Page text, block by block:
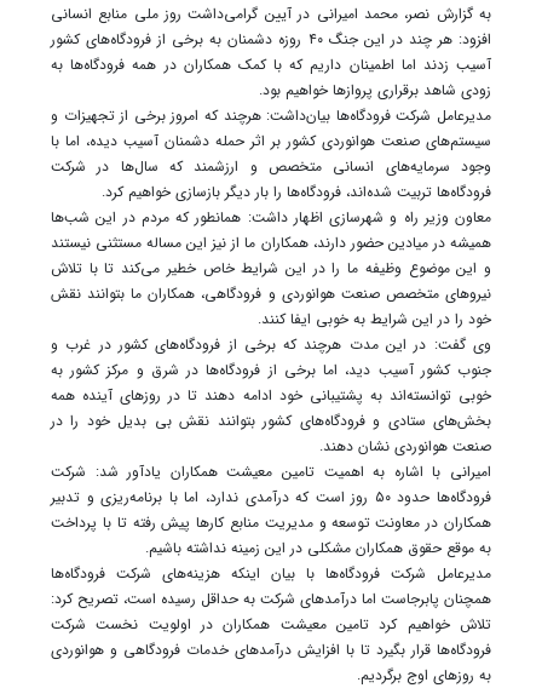
به گزارش نصر، محمد امیرانی در آیین گرامی‌داشت روز ملی منابع انسانی
افزود: هر چند در این جنگ ۴۰ روزه دشمنان به برخی از فرودگاه‌های کشور
آسیب زدند اما اطمینان داریم که با کمک همکاران در همه فرودگاه‌ها به
زودی شاهد برقراری پروازها خواهیم بود.
مدیرعامل شرکت فرودگاه‌ها بیان‌داشت: هرچند که امروز برخی از تجهیزات و
سیستم‌های صنعت هوانوردی کشور بر اثر حمله دشمنان آسیب دیده، اما با
وجود سرمایه‌های انسانی متخصص و ارزشمند که سال‌ها در شرکت
فرودگاه‌ها تربیت شده‌اند، فرودگاه‌ها را بار دیگر بازسازی خواهیم کرد.
معاون وزیر راه و شهرسازی اظهار داشت: همانطور که مردم در این شب‌ها
همیشه در میادین حضور دارند، همکاران ما از نیز این مساله مستثنی نیستند
و این موضوع وظیفه ما را در این شرایط خاص خطیر می‌کند تا با تلاش
نیروهای متخصص صنعت هوانوردی و فرودگاهی، همکاران ما بتوانند نقش
خود را در این شرایط به خوبی ایفا کنند.
وی گفت: در این مدت هرچند که برخی از فرودگاه‌های کشور در غرب و
جنوب کشور آسیب دید، اما برخی از فرودگاه‌ها در شرق و مرکز کشور به
خوبی توانسته‌اند به پشتیبانی خود ادامه دهند تا در روزهای آینده همه
بخش‌های ستادی و فرودگاه‌های کشور بتوانند نقش بی بدیل خود را در
صنعت هوانوردی نشان دهند.
امیرانی با اشاره به اهمیت تامین معیشت همکاران یادآور شد: شرکت
فرودگاه‌ها حدود ۵۰ روز است که درآمدی ندارد، اما با برنامه‌ریزی و تدبیر
همکاران در معاونت توسعه و مدیریت منابع کارها پیش رفته تا با پرداخت
به موقع حقوق همکاران مشکلی در این زمینه نداشته باشیم.
مدیرعامل شرکت فرودگاه‌ها با بیان اینکه هزینه‌های شرکت فرودگاه‌ها
همچنان پابرجاست اما درآمدهای شرکت به حداقل رسیده است، تصریح کرد:
تلاش خواهیم کرد تامین معیشت همکاران در اولویت نخست شرکت
فرودگاه‌ها قرار بگیرد تا با افزایش درآمدهای خدمات فرودگاهی و هوانوردی
به روزهای اوج برگردیم.